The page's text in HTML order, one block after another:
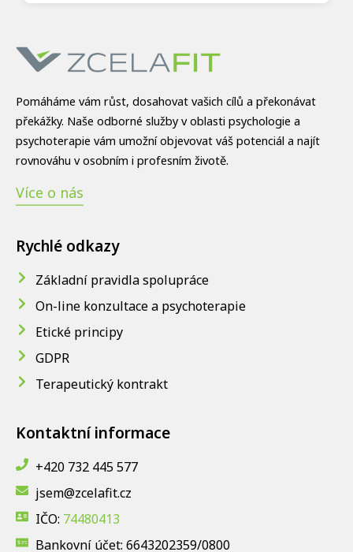
Pomáháme vám růst, dosahovat vašich cílů a překonávat
překážky. Naše odborné služby v oblasti psychologie a
psychoterapie vám umožní objevovat váš potenciál a najít
rovnováhu v osobním i profesním životě.
Více o nás
Rychlé odkazy
Základní pravidla spolupráce
On-line konzultace a psychoterapie
Etické principy
GDPR
Terapeutický kontrakt
Kontaktní informace
+420 732 445 577
jsem@zcelafit.cz
IČO: 74480413
Bankovní účet: 6643202359/0800